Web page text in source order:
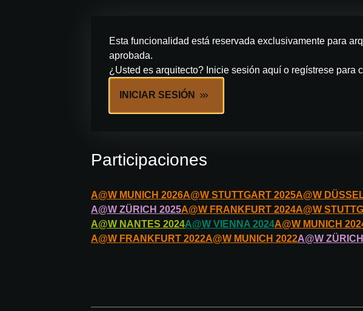
Esta funcionalidad está reservada exclusivamente para
aprobada.
¿Usted es arquitecto? Inicie sesión aquí o regístrese para
INICIAR SESIÓN
Participaciones
A@W MUNICH 2026A@W STUTTGART 2025A@W
A@W ZÜRICH 2025A@W FRANKFURT 2024A@W
A@W NANTES 2024A@W VIENNA 2024A@W MUNICH
A@W FRANKFURT 2022A@W MUNICH 2022A@W ZÜRICH